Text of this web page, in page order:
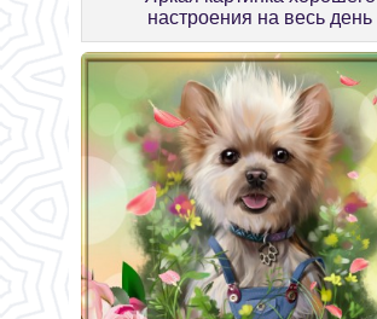
настроения на весь день